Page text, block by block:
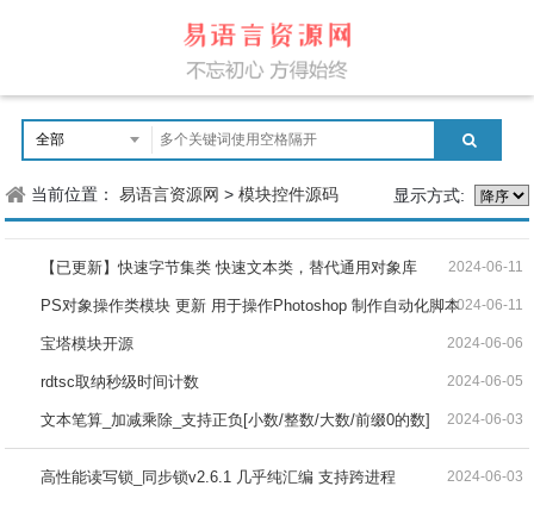
当前位置：易语言资源网 >模块控件源码 显示方式:
【已更新】快速字节集类 快速文本类，替代通用对象库 2024-06-11
PS对象操作类模块 更新 用于操作Photoshop 制作自动化脚本2024-06-11
宝塔模块开源 2024-06-06
rdtsc取纳秒级时间计数 2024-06-05
文本笔算_加减乘除_支持正负[小数/整数/大数/前缀0的数] 2024-06-03
高性能读写锁_同步锁v2.6.1 几乎纯汇编 支持跨进程 2024-06-03